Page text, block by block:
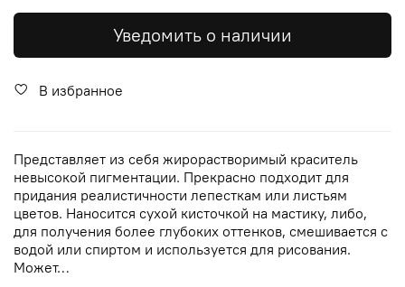
Уведомить о наличии
В избранное
Представляет из себя жирорастворимый краситель
невысокой пигментации. Прекрасно подходит для
придания реалистичности лепесткам или листьям
цветов. Наносится сухой кисточкой на мастику, либо,
для получения более глубоких оттенков, смешивается с
водой или спиртом и используется для рисования.
Может…